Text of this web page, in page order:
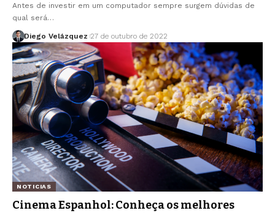
Antes de investir em um computador sempre surgem dúvidas de
qual será…
Diego Velázquez 27 de outubro de 2022
NOTICIAS
Cinema Espanhol: Conheça os melhores